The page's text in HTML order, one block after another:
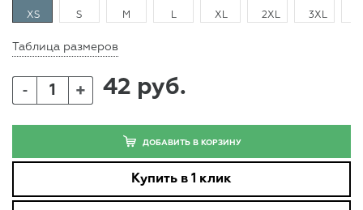
XS S M L XL 2XL 3XL
Таблица размеров
- + 42 руб.
ДОБАВИТЬ В КОРЗИНУ
Купить в 1 клик